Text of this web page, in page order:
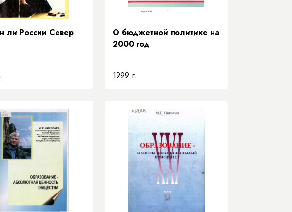
ли России Север
О бюджетной политике на
2000 год
1999 г.